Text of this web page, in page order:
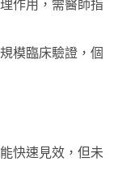
作用，需醫師指
模臨床驗證，個
快速見效，但未